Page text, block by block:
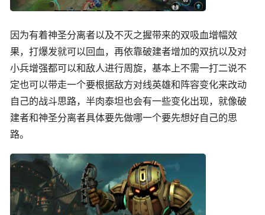
因为有着神圣分离者以及不灭之握带来的双吸血增幅效
果，打爆发就可以回血，再依靠破建者增加的双抗以及对
小兵增强都可以和敌人进行周旋，基本上不需一打二说不
定也可以带走一个要根据敌方对线英雄和阵容变化来改动
自己的战斗思路，半肉泰坦也会有一些变化出现，就像破
建者和神圣分离者具体要先做哪一个要先想好自己的思
路。